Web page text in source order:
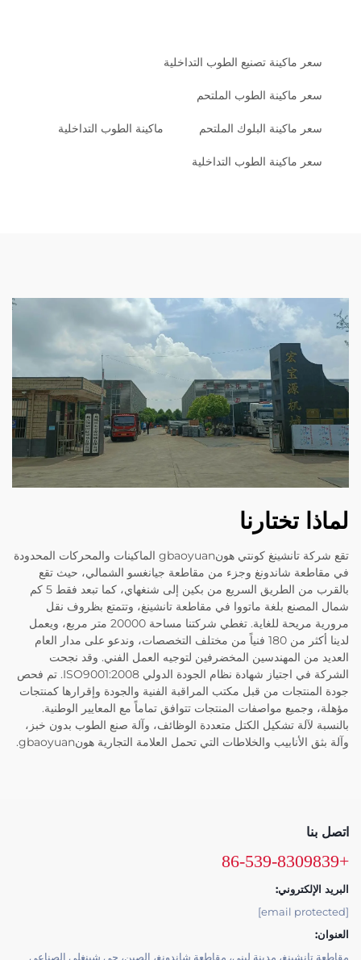
سعر ماكينة تصنيع الطوب التداخلية
سعر ماكينة الطوب الملتحم
سعر ماكينة البلوك الملتحم ماكينة الطوب التداخلية
سعر ماكينة الطوب التداخلية
لماذا تختارنا
تقع شركة تانشينغ كونتي هونgbaoyuan الماكينات والمحركات المحدودة
في مقاطعة شاندونغ وجزء من مقاطعة جيانغسو الشمالي، حيث تقع
بالقرب من الطريق السريع من بكين إلى شنغهاي، كما تبعد فقط 5 كم
شمال المصنع بلغة ماتووا في مقاطعة تانشينغ، وتتمتع بظروف نقل
مرورية مريحة للغاية. تغطي شركتنا مساحة 20000 متر مربع، ويعمل
لدينا أكثر من 180 فنياً من مختلف التخصصات، وندعو على مدار العام
العديد من المهندسين المخضرفين لتوجيه العمل الفني. وقد نجحت
الشركة في اجتياز شهادة نظام الجودة الدولي ISO9001:2008. تم فحص
جودة المنتجات من قبل مكتب المراقبة الفنية والجودة وإقرارها كمنتجات
مؤهلة، وجميع مواصفات المنتجات تتوافق تماماً مع المعايير الوطنية.
بالنسبة لآلة تشكيل الكتل متعددة الوظائف، وآلة صنع الطوب بدون خبز،
وآلة بثق الأنابيب والخلاطات التي تحمل العلامة التجارية هونgbaoyuan.
اتصل بنا
+86-539-8309839
البريد الإلكتروني:
[email protected]
العنوان:
مقاطعة تانشينغ، مدينة ليني، مقاطعة شاندونغ، الصين، حي شينغلي الصناعي